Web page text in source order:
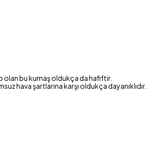
olan bu kumaş oldukça da hafiftir.
hava şartlarına karşı oldukça dayanıklıdır.